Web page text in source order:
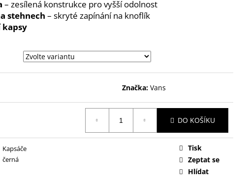
– zesílená konstrukce pro vyšší odolnost
stehnech – skryté zapínání na knoflík
kapsy
Značka:Vans
DO KOŠÍKU
Kapsáče
černá
Tisk
Zeptat se
Hlídat